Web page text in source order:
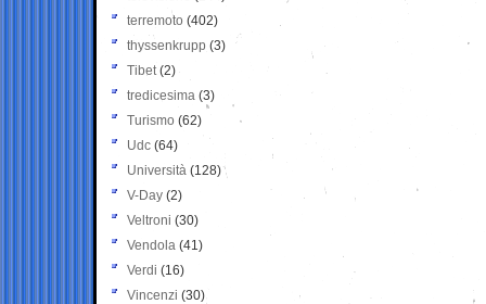
terremoto (402)
thyssenkrupp (3)
Tibet(2)
tredicesima (3)
Turismo (62)
Udc (64)
Università (128)
V-Day (2)
Veltroni (30)
Vendola (41)
Verdi (16)
Vincenzi (30)